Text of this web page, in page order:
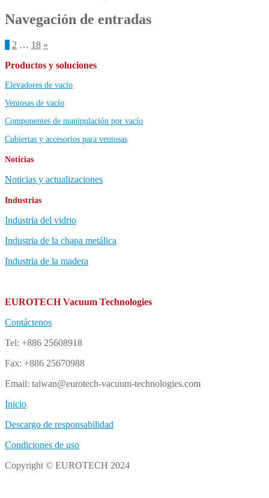
Navegación de entradas
1 2 … 18 »
Productos y soluciones
Elevadores de vacío
Ventosas de vacío
Componentes de manipulación por vacío
Cubiertas y accesorios para ventosas
Noticias
Noticias y actualizaciones
Industrias
Industria del vidrio
Industria de la chapa metálica
Industria de la madera
EUROTECH Vacuum Technologies
Contáctenos
Tel: +886 25608918
Fax: +886 25670988
Email: taiwan@eurotech-vacuum-technologies.com
Inicio
Descargo de responsabilidad
Condiciones de uso
Copyright © EUROTECH 2024